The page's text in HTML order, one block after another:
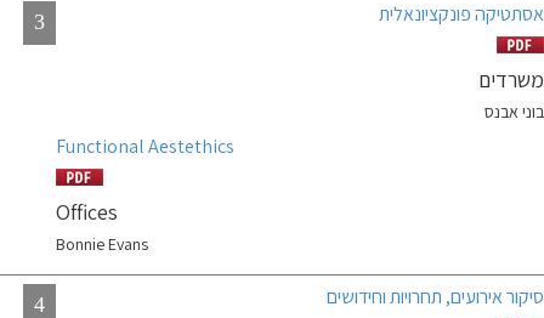
אסתטיקה פונקציונאלית
משרדים
בוני אבנס
Functional Aestethics
Offices
Bonnie Evans
3
סיקור אירועים, תחרויות וחידושים 4